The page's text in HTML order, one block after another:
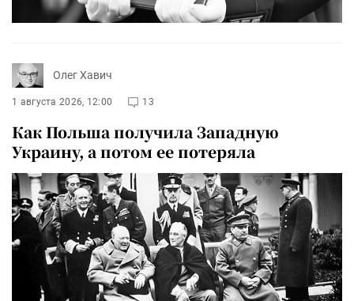
Олег Хавич
1 августа 2026, 12:00 13
Как Польша получила Западную
Украину, а потом ее потеряла